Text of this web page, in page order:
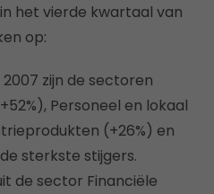
het vierde kwartaal van
op:
zijn de sectoren
Personeel en lokaal
(+26%) en
sterkste stijgers.
de sector Financiële